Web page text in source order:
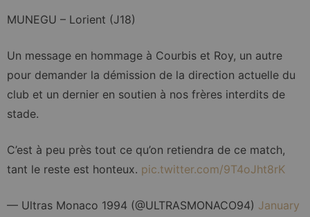
MUNEGU – Lorient (J18)
Un message en hommage à Courbis et Roy, un autre
pour demander la démission de la direction actuelle du
club et un dernier en soutien à nos frères interdits de
stade.
C’est à peu près tout ce qu’on retiendra de ce match,
tant le reste est honteux. pic.twitter.com/9T4oJht8rK
— Ultras Monaco 1994 (@ULTRASMONACO94) January